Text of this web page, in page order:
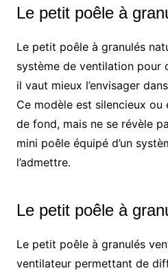
Le petit poêle à
Le petit poêle à granulés
système de ventilation pour
il vaut mieux l’envisager
Ce modèle est silencieux
de fond, mais ne se révèle
mini poêle équipé d’un
l’admettre.
Le petit poêle à
Le petit poêle à granulés
ventilateur permettant de